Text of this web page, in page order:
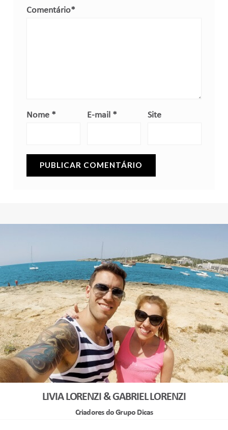
Comentário*
Nome * E-mail * Site
LIVIA LORENZI & GABRIEL LORENZI
Criadores do Grupo Dicas